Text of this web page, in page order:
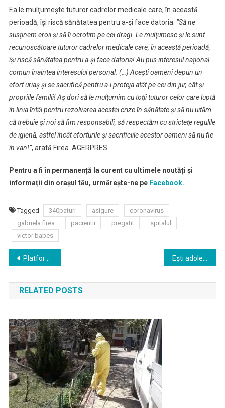
Ea le mulţumeşte tuturor cadrelor medicale care, în această
perioadă, îşi riscă sănătatea pentru a-şi face datoria. ”Să ne
susţinem eroii şi să îi ocrotim pe cei dragi. Le mulţumesc şi le sunt
recunoscătoare tuturor cadrelor medicale care, în această perioadă,
îşi riscă sănătatea pentru a-şi face datoria! Au pus interesul naţional
comun înaintea interesului personal. (…) Aceşti oameni depun un
efort uriaş şi se sacrifică pentru a-i proteja atât pe cei din jur, cât şi
propriile familii! Aş dori să le mulţumim cu toţii tuturor celor care luptă
în linia întâi pentru rezolvarea acestei crize în sănătate şi să nu uităm
că trebuie şi noi să fim responsabili, să respectăm cu stricteţe regulile
de igienă, astfel încât eforturile şi sacrificiile acestor oameni să nu fie
în van!”, arată Firea. AGERPRES
Pentru a fi în permanență la curent cu ultimele noutăți și
informații din orașul tău, urmărește-ne peFacebook.
Tagged 340paturi asigure
coronavirus
gabriela firea
pacientii pregatit
spitalul
victor babes
Navigare
în
articole
Platforma online www.mybac.ro oferă sprijin elevilor de liceu
RELATED POSTS